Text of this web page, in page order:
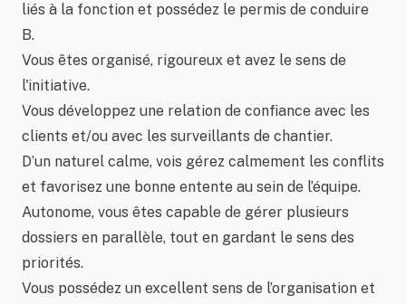
liés à la fonction et possédez le permis de conduire
B.
Vous êtes organisé, rigoureux et avez le sens de
l'initiative.
Vous développez une relation de confiance avec les
clients et/ou avec les surveillants de chantier.
D’un naturel calme, vois gérez calmement les conflits
et favorisez une bonne entente au sein de l’équipe.
Autonome, vous êtes capable de gérer plusieurs
dossiers en parallèle, tout en gardant le sens des
priorités.
Vous possédez un excellent sens de l’organisation et